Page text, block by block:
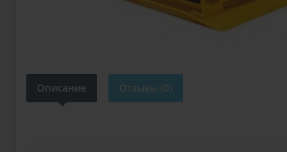
Описание Отзывы (0)